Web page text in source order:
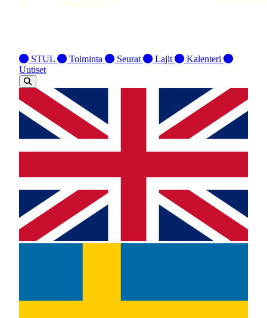
STUL Toiminta Seurat Lajit
Kalenteri
Uutiset